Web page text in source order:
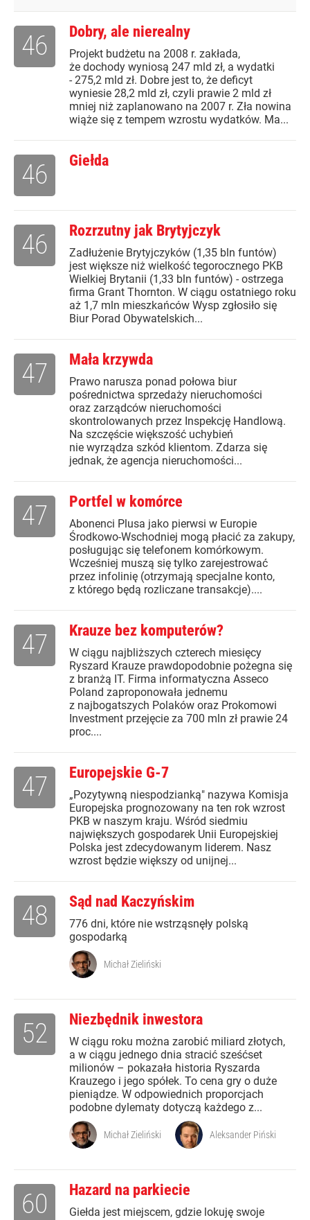
Dobry, ale nierealny
Projekt budżetu na 2008 r. zakłada,
że dochody wyniosą 247 mld zł, a wydatki
- 275,2 mld zł. Dobre jest to, że deficyt
wyniesie 28,2 mld zł, czyli prawie 2 mld zł
mniej niż zaplanowano na 2007 r. Zła nowina
wiąże się z tempem wzrostu wydatków. Ma...
46
Giełda
46
Rozrzutny jak Brytyjczyk
Zadłużenie Brytyjczyków (1,35 bln funtów)
jest większe niż wielkość tegorocznego PKB
Wielkiej Brytanii (1,33 bln funtów) - ostrzega
firma Grant Thornton. W ciągu ostatniego roku
aż 1,7 mln mieszkańców Wysp zgłosiło się
Biur Porad Obywatelskich...
46
Mała krzywda
Prawo narusza ponad połowa biur
pośrednictwa sprzedaży nieruchomości
oraz zarządców nieruchomości
skontrolowanych przez Inspekcję Handlową.
Na szczęście większość uchybień
nie wyrządza szkód klientom. Zdarza się
jednak, że agencja nieruchomości...
47
Portfel w komórce
Abonenci Plusa jako pierwsi w Europie
Środkowo-Wschodniej mogą płacić za zakupy,
posługując się telefonem komórkowym.
Wcześniej muszą się tylko zarejestrować
przez infolinię (otrzymają specjalne konto,
z którego będą rozliczane transakcje)....
47
Krauze bez komputerów?
W ciągu najbliższych czterech miesięcy
Ryszard Krauze prawdopodobnie pożegna się
z branżą IT. Firma informatyczna Asseco
Poland zaproponowała jednemu
z najbogatszych Polaków oraz Prokomowi
Investment przejęcie za 700 mln zł prawie 24
proc....
47
Europejskie G-7
„Pozytywną niespodzianką" nazywa Komisja
Europejska prognozowany na ten rok wzrost
PKB w naszym kraju. Wśród siedmiu
największych gospodarek Unii Europejskiej
Polska jest zdecydowanym liderem. Nasz
wzrost będzie większy od unijnej...
47
Sąd nad Kaczyńskim
776 dni, które nie wstrząsnęły polską
gospodarką
48
Michał Zieliński
Niezbędnik inwestora
W ciągu roku można zarobić miliard złotych,
a w ciągu jednego dnia stracić sześćset
milionów – pokazała historia Ryszarda
Krauzego i jego spółek. To cena gry o duże
pieniądze. W odpowiednich proporcjach
podobne dylematy dotyczą każdego z...
52
Michał Zieliński Aleksander Piński
Hazard na parkiecie
Giełda jest miejscem, gdzie lokuję swoje
60